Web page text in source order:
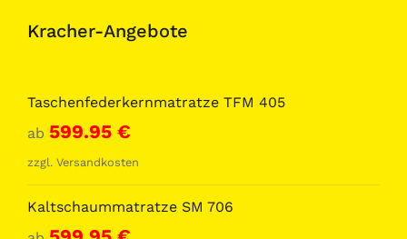
Kracher-Angebote
Taschenfederkernmatratze TFM 405
ab 599.95 €
zzgl. Versandkosten
Kaltschaummatratze SM 706